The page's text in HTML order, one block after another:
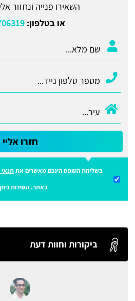
השאירו פנייה ונחזור
או בטלפון:
חזרו אליי
בשליחת הטופס הינכם מאשרים את
באתר. השירות
ביקורות וחוות דעת